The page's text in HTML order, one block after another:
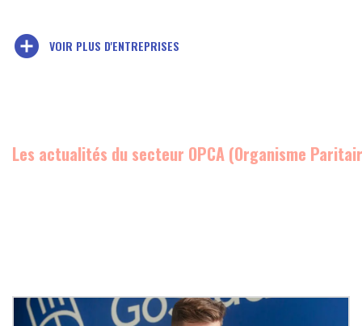
add_circle VOIR PLUS D'ENTREPRISES
Les actualités du secteur OPCA (Organisme